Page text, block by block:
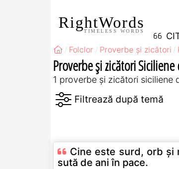
RightWords
TIMELESS WORDS
Folclor Proverbe și zicători
Proverbe și zicători Siciliene
1 proverbe și zicători siciliene
Cine este surd, orb şi
sută de ani în pace.